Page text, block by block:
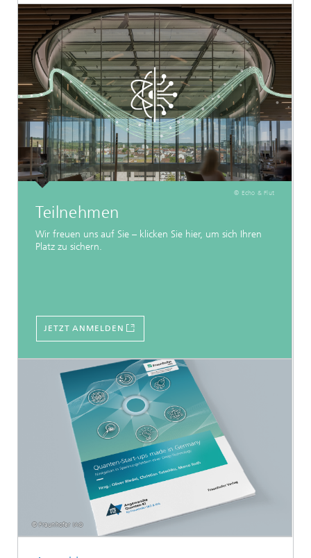
© Echo & Flut
Teilnehmen
Wir freuen uns auf Sie – klicken Sie hier, um sich Ihren
Platz zu sichern.
JETZT ANMELDEN
© Fraunhofer IAO